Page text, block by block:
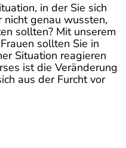
in der Sie sich
genau wussten,
sollten? Mit unserem
sollten Sie in
Situation reagieren
ist die Veränderung
aus der Furcht vor